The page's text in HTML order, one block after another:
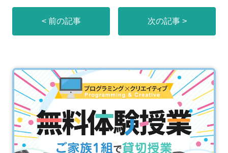
< 前の記事 次の記事 >